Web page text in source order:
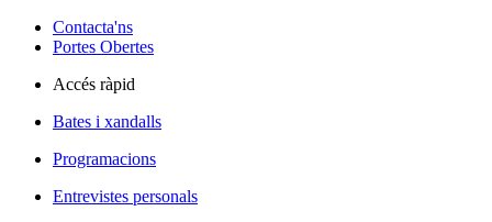
Contacta'ns
Portes Obertes
Accés ràpid
Bates i xandalls
Programacions
Entrevistes personals